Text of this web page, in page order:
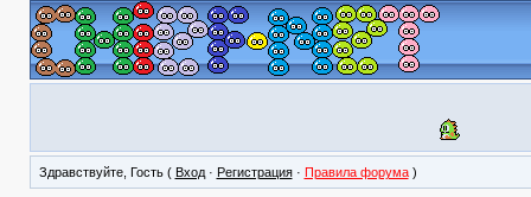
Здравствуйте, Гость ( Вход· Регистрация· Правила форума)